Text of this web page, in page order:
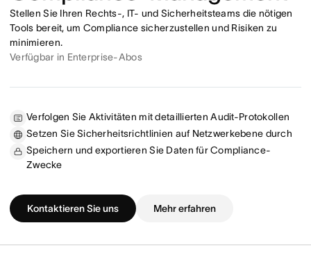
Stellen Sie Ihren Rechts-, IT- und Sicherheitsteams die nötigen
Tools bereit, um Compliance sicherzustellen und Risiken zu
minimieren.
Verfügbar in Enterprise-Abos
Verfolgen Sie Aktivitäten mit detaillierten Audit-Protokollen
Setzen Sie Sicherheitsrichtlinien auf Netzwerkebene durch
Speichern und exportieren Sie Daten für Compliance-
Zwecke
Kontaktieren Sie uns Mehr erfahren